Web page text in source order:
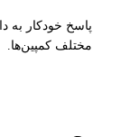
پاسخ خودکار به
مختلف کمپین‌ها.